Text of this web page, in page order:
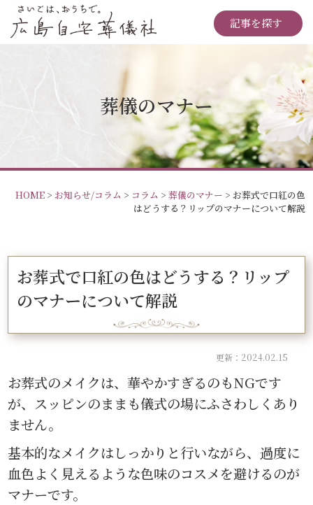
記事を探す
葬儀のマナー
HOME> お知らせ/コラム > コラム > 葬儀のマナー > お葬式で口紅の色
はどうする？リップのマナーについて解説
お葬式で口紅の色はどうする？リップ
のマナーについて解説
更新：2024.02.15
お葬式のメイクは、華やかすぎるのもNGです
が、スッピンのままも儀式の場にふさわしくあり
ません。
基本的なメイクはしっかりと行いながら、過度に
血色よく見えるような色味のコスメを避けるのが
マナーです。